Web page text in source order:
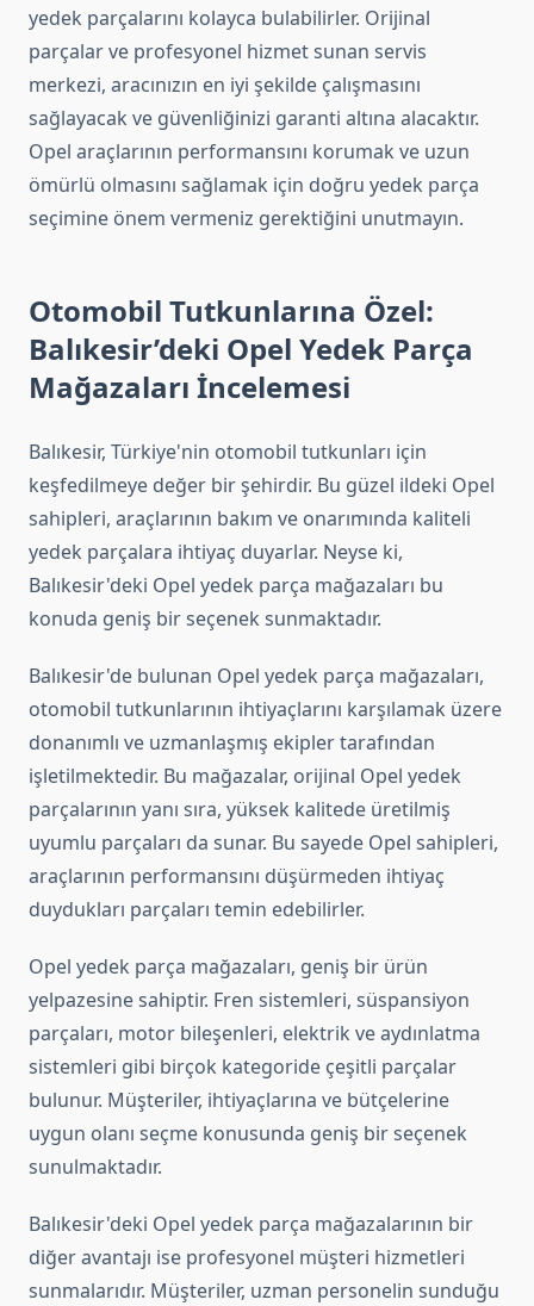
yedek parçalarını kolayca bulabilirler. Orijinal
parçalar ve profesyonel hizmet sunan servis
merkezi, aracınızın en iyi şekilde çalışmasını
sağlayacak ve güvenliğinizi garanti altına alacaktır.
Opel araçlarının performansını korumak ve uzun
ömürlü olmasını sağlamak için doğru yedek parça
seçimine önem vermeniz gerektiğini unutmayın.
Otomobil Tutkunlarına Özel:
Balıkesir’deki Opel Yedek Parça
Mağazaları İncelemesi
Balıkesir, Türkiye'nin otomobil tutkunları için
keşfedilmeye değer bir şehirdir. Bu güzel ildeki Opel
sahipleri, araçlarının bakım ve onarımında kaliteli
yedek parçalara ihtiyaç duyarlar. Neyse ki,
Balıkesir'deki Opel yedek parça mağazaları bu
konuda geniş bir seçenek sunmaktadır.
Balıkesir'de bulunan Opel yedek parça mağazaları,
otomobil tutkunlarının ihtiyaçlarını karşılamak üzere
donanımlı ve uzmanlaşmış ekipler tarafından
işletilmektedir. Bu mağazalar, orijinal Opel yedek
parçalarının yanı sıra, yüksek kalitede üretilmiş
uyumlu parçaları da sunar. Bu sayede Opel sahipleri,
araçlarının performansını düşürmeden ihtiyaç
duydukları parçaları temin edebilirler.
Opel yedek parça mağazaları, geniş bir ürün
yelpazesine sahiptir. Fren sistemleri, süspansiyon
parçaları, motor bileşenleri, elektrik ve aydınlatma
sistemleri gibi birçok kategoride çeşitli parçalar
bulunur. Müşteriler, ihtiyaçlarına ve bütçelerine
uygun olanı seçme konusunda geniş bir seçenek
sunulmaktadır.
Balıkesir'deki Opel yedek parça mağazalarının bir
diğer avantajı ise profesyonel müşteri hizmetleri
sunmalarıdır. Müşteriler, uzman personelin sunduğu